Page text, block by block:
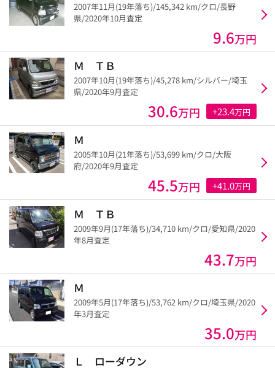
2007年11月(19年落ち)/145,342 km/クロ/長野
県/2020年10月査定
9.6万円
Ｍ ＴＢ
2007年10月(19年落ち)/45,278 km/シルバー/埼玉
県/2020年9月査定
30.6万円 +23.4万円
Ｍ
2005年10月(21年落ち)/53,699 km/クロ/大阪
府/2020年9月査定
45.5万円 +41.0万円
Ｍ ＴＢ
2009年9月(17年落ち)/34,710 km/クロ/愛知県/2020
年8月査定
43.7万円
Ｍ
2009年5月(17年落ち)/53,762 km/クロ/埼玉県/2020
年3月査定
35.0万円
Ｌ ローダウン